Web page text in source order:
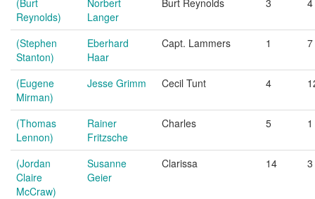
Reynolds)
Langer
(Stephen
Stanton)
Eberhard
Haar
Capt. Lammers 1 7
(Eugene
Mirman)
Jesse Grimm Cecil Tunt 4
(Thomas
Lennon)
Rainer
Fritzsche
Charles 5
(Jordan
Claire
McCraw)
Susanne
Geier
Clarissa 14 3